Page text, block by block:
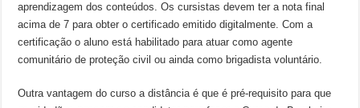
aprendizagem dos conteúdos. Os cursistas devem ter a nota final
acima de 7 para obter o certificado emitido digitalmente. Com a
certificação o aluno está habilitado para atuar como agente
comunitário de proteção civil ou ainda como brigadista voluntário.
Outra vantagem do curso a distância é que é pré-requisito para que